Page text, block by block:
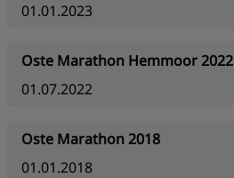
01.01.2023
Oste Marathon Hemmoor 2022
01.07.2022
Oste Marathon 2018
01.01.2018